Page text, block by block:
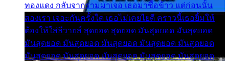
ทองแดง กลับจากรามมาเจอ เธอมาซื้อข้าว แต่ก่อนนั้น
สองเรา เจอะกันครั้งใด เธอไม่เคยไยดี คราวนี้เธอยิ้มให้
ต้องให้ใส่ลีวายส์ สุดยอด สุดยอด มันสุดยอด มันสุดยอด
มันสุดยอด มันสุดยอด มันสุดยอด มันสุดยอด มันสุดยอด
มันสุดยอด มันสุดยอด มันสุดยอด มันสุดยอด มันสุดยอด